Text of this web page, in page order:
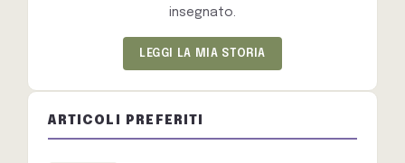
insegnato.
LEGGI LA MIA STORIA
ARTICOLI PREFERITI